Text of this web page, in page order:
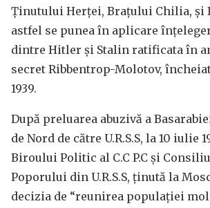
Ţinutului Herţei, Braţului Chilia, şi
astfel se punea în aplicare
dintre Hitler şi Stalin ratificata în
secret Ribbentrop-Molotov,
1939.
După preluarea abuzivă a
de Nord de către U.R.S.S, la 10 iulie
Biroului Politic al C.C P.C şi
Poporului din U.R.S.S, ţinută la
decizia de “reunirea populaţiei